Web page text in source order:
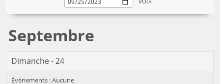
Septembre
Dimanche - 24